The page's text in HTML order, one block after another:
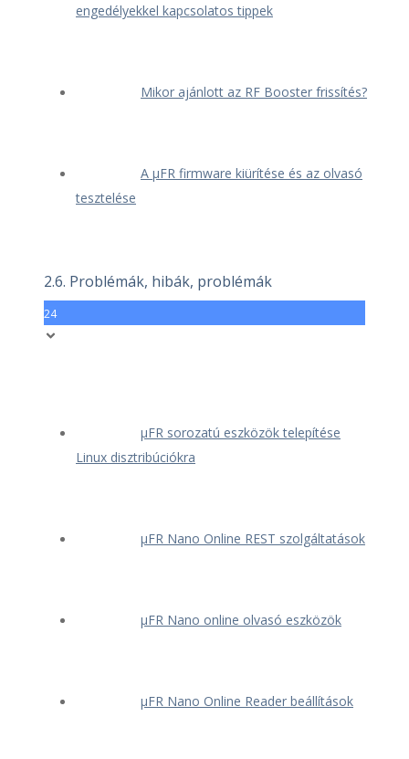
engedélyekkel kapcsolatos tippek
Mikor ajánlott az RF Booster frissítés?
A μFR firmware kiürítése és az olvasó
tesztelése
2.6. Problémák, hibák, problémák
24
μFR sorozatú eszközök telepítése
Linux disztribúciókra
μFR Nano Online REST szolgáltatások
μFR Nano online olvasó eszközök
μFR Nano Online Reader beállítások